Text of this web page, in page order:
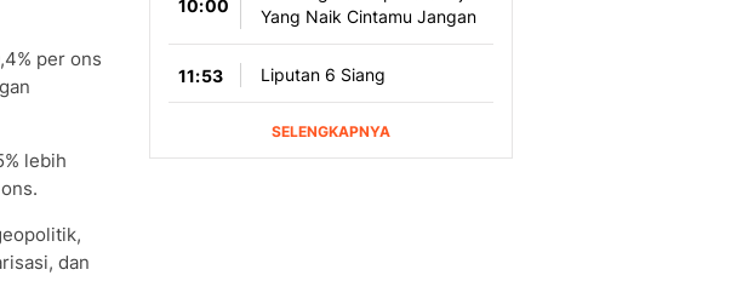
per ons
lebih
dan